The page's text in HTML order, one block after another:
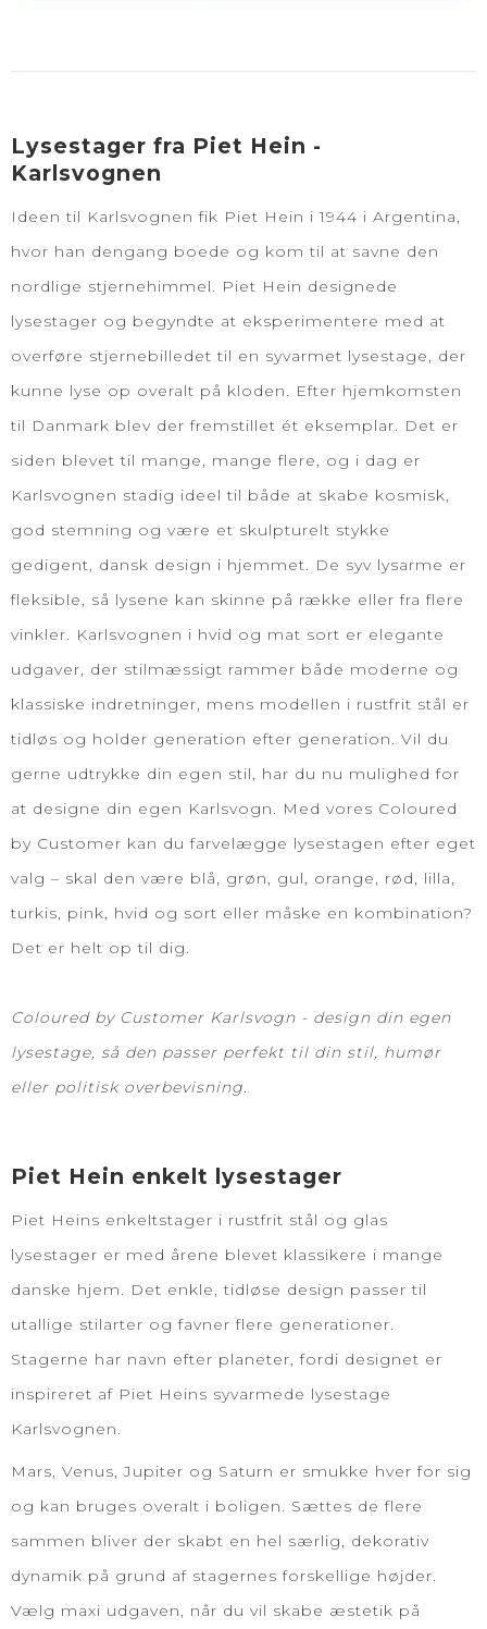
Lysestager fra Piet Hein -
Karlsvognen
Ideen til Karlsvognen fik Piet Hein i 1944 i Argentina,
hvor han dengang boede og kom til at savne den
nordlige stjernehimmel. Piet Hein designede
lysestager og begyndte at eksperimentere med at
overføre stjernebilledet til en syvarmet lysestage, der
kunne lyse op overalt på kloden. Efter hjemkomsten
til Danmark blev der fremstillet ét eksemplar. Det er
siden blevet til mange, mange flere, og i dag er
Karlsvognen stadig ideel til både at skabe kosmisk,
god stemning og være et skulpturelt stykke
gedigent, dansk design i hjemmet. De syv lysarme er
fleksible, så lysene kan skinne på række eller fra flere
vinkler. Karlsvognen i hvid og mat sort er elegante
udgaver, der stilmæssigt rammer både moderne og
klassiske indretninger, mens modellen i rustfrit stål er
tidløs og holder generation efter generation. Vil du
gerne udtrykke din egen stil, har du nu mulighed for
at designe din egen Karlsvogn. Med vores Coloured
by Customer kan du farvelægge lysestagen efter eget
valg – skal den være blå, grøn, gul, orange, rød, lilla,
turkis, pink, hvid og sort eller måske en kombination?
Det er helt op til dig.
Coloured by Customer Karlsvogn - design din egen
lysestage, så den passer perfekt til din stil, humør
eller politisk overbevisning.
Piet Hein enkelt lysestager
Piet Heins enkeltstager i rustfrit stål og glas
lysestager er med årene blevet klassikere i mange
danske hjem. Det enkle, tidløse design passer til
utallige stilarter og favner flere generationer.
Stagerne har navn efter planeter, fordi designet er
inspireret af Piet Heins syvarmede lysestage
Karlsvognen.
Mars, Venus, Jupiter og Saturn er smukke hver for sig
og kan bruges overalt i boligen. Sættes de flere
sammen bliver der skabt en hel særlig, dekorativ
dynamik på grund af stagernes forskellige højder.
Vælg maxi udgaven, når du vil skabe æstetik på